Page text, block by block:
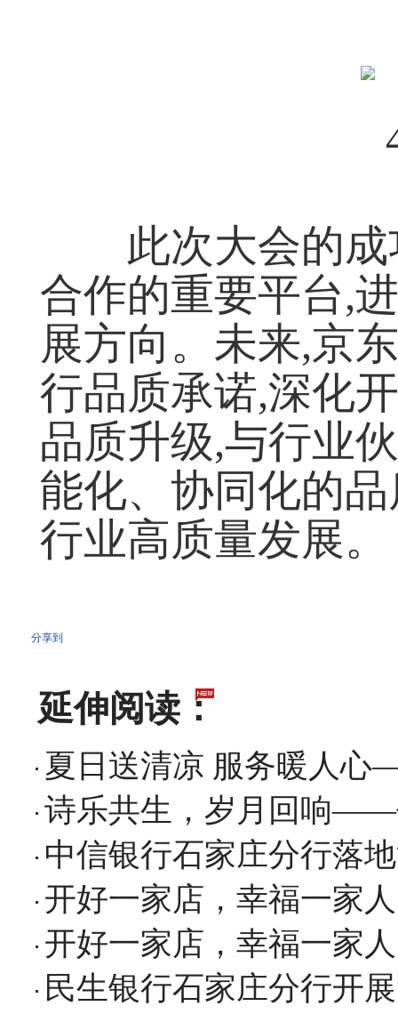
此次大会的成
合作的重要平台,
展方向。未来,京
行品质承诺,深化
品质升级,与行业
能化、协同化的
行业高质量发展。
分享到
延伸阅读：
夏日送清凉 服务暖人
诗乐共生，岁月回响——
中信银行石家庄分行落
开好一家店，幸福一家
开好一家店，幸福一家
民生银行石家庄分行开